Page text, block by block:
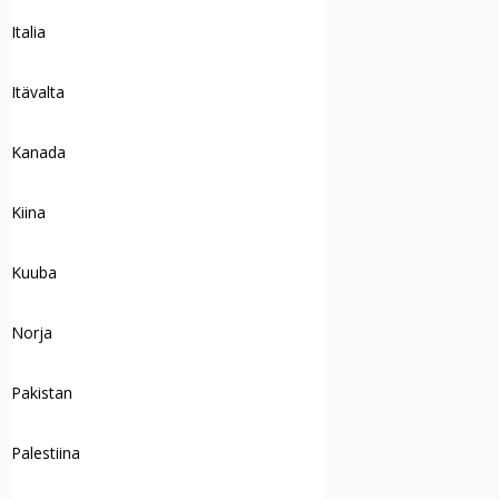
Italia
Itävalta
Kanada
Kiina
Kuuba
Norja
Pakistan
Palestiina